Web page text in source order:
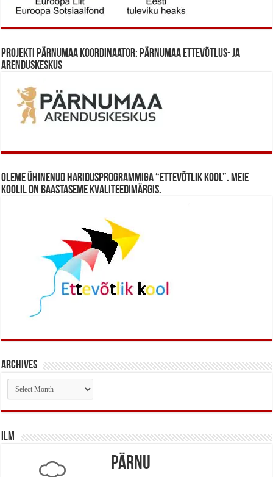
Projekti Pärnumaa koordinaator: Pärnumaa Ettevõtlus- ja
Arenduskeskus
Oleme ühinenud haridusprogrammiga “Ettevõtlik Kool”. Meie
koolil on baastaseme kvaliteedimärgis.
Archives
Archives
Ilm
Pärnu